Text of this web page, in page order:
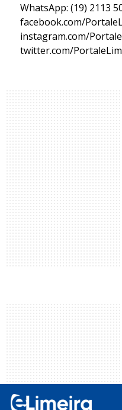
WhatsApp: (19) 2113
facebook.com/
instagram.com/
twitter.com/